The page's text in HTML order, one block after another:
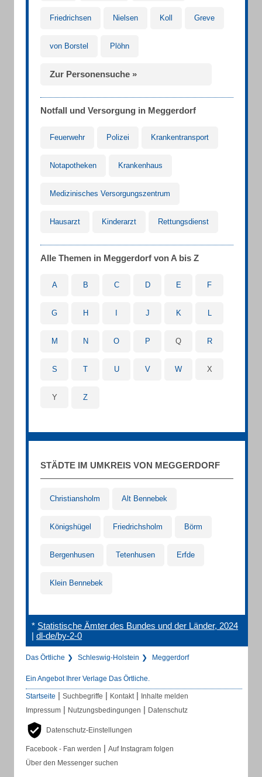
Friedrichsen Nielsen Koll Greve
von Borstel Plöhn
Zur Personensuche »
Notfall und Versorgung in Meggerdorf
Feuerwehr Polizei Krankentransport
Notapotheken Krankenhaus
Medizinisches Versorgungszentrum
Hausarzt Kinderarzt Rettungsdienst
Alle Themen in Meggerdorf von A bis Z
A B C D E F
G H J K L
M N O P Q R
S T U V W X
Y Z
STÄDTE IM UMKREIS VON MEGGERDORF
Christiansholm Alt Bennebek
Königshügel Friedrichsholm Börm
Bergenhusen Tetenhusen Erfde
Klein Bennebek
* Statistische Ämter des Bundes und der Länder, 2024
| dl-de/by-2-0
Das Örtliche Schleswig-Holstein Meggerdorf
Ein Angebot Ihrer Verlage Das Örtliche.
Startseite | Suchbegriffe | Kontakt | Inhalte melden
Impressum | Nutzungsbedingungen | Datenschutz
Datenschutz-Einstellungen
Facebook - Fan werden | Auf Instagram folgen
Über den Messenger suchen